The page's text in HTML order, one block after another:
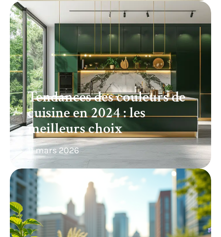
Tendances des couleurs de
cuisine en 2024 : les
meilleurs choix
11 mars 2026